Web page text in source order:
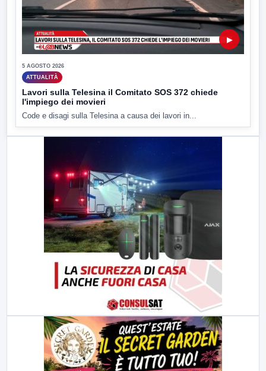
▶
5 AGOSTO 2026
ATTUALITÀ
Lavori sulla Telesina il Comitato SOS 372 chiede
l'impiego dei movieri
Code e disagi sulla Telesina a causa dei lavori in...